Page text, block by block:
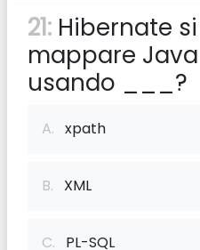
21: Hibernate
mappare
usando ___?
A. xpath
B. XML
C. PL-SQL